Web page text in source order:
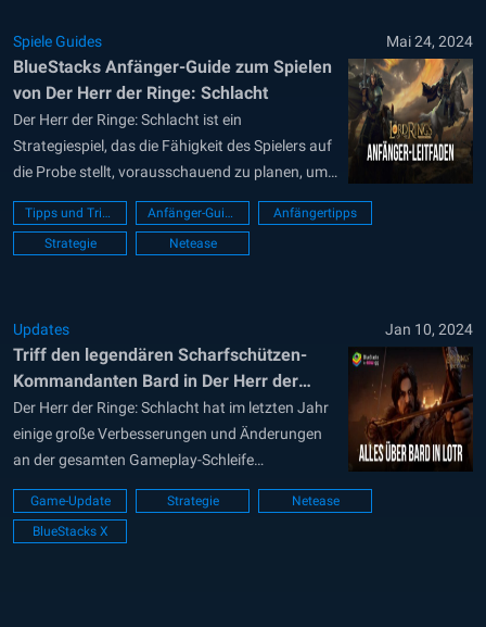
als...
Spiele Guides Mai 24, 2024
BlueStacks Anfänger-Guide zum Spielen
von Der Herr der Ringe: Schlacht
Der Herr der Ringe: Schlacht ist ein
Strategiespiel, das die Fähigkeit des Spielers auf
die Probe stellt, vorausschauend zu planen, um
ein mächtiges Königreich zu errichten, das jeder
Bedrohung standhalten kann, die kommen mag.
Für Veteranen des Genres ist der Weg zum
Tipps und Tricks Anfänger-Guide
Anfängertipps
Strategie
Netease
Updates Jan 10, 2024
Triff den legendären Scharfschützen-
Kommandanten Bard in Der Herr der
Ringe: Schlacht
Der Herr der Ringe: Schlacht hat im letzten Jahr
einige große Verbesserungen und Änderungen
an der gesamten Gameplay-Schleife
vorgenommen. Die Suche nach dem einen Ring
wird von Millionen Menschen auf der ganzen
Welt geliebt und versetzt jeden Herr-der-Ringe-
Game-Update Strategie
Netease
BlueStacks X